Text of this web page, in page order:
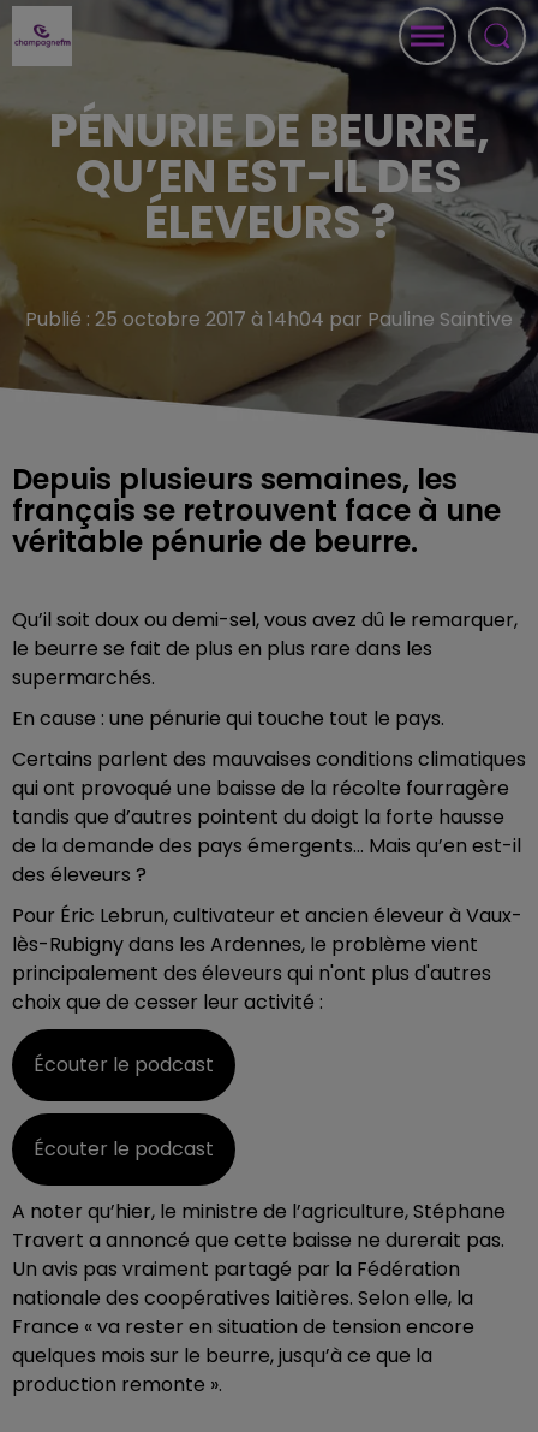
PÉNURIE DE BEURRE,
QU’EN EST-IL DES
ÉLEVEURS ?
Publié : 25 octobre 2017 à 14h04 par Pauline Saintive
Depuis plusieurs semaines, les
français se retrouvent face à une
véritable pénurie de beurre.
Qu’il soit doux ou demi-sel, vous avez dû le remarquer,
le beurre se fait de plus en plus rare dans les
supermarchés.
En cause : une pénurie qui touche tout le pays.
Certains parlent des mauvaises conditions climatiques
qui ont provoqué une baisse de la récolte fourragère
tandis que d’autres pointent du doigt la forte hausse
de la demande des pays émergents… Mais qu’en est-il
des éleveurs ?
Pour Éric Lebrun, cultivateur et ancien éleveur à Vaux-
lès-Rubigny dans les Ardennes, le problème vient
principalement des éleveurs qui n'ont plus d'autres
choix que de cesser leur activité :
Écouter le podcast
Écouter le podcast
A noter qu’hier, le ministre de l’agriculture, Stéphane
Travert a annoncé que cette baisse ne durerait pas.
Un avis pas vraiment partagé par la Fédération
nationale des coopératives laitières. Selon elle, la
France « va rester en situation de tension encore
quelques mois sur le beurre, jusqu’à ce que la
production remonte ».